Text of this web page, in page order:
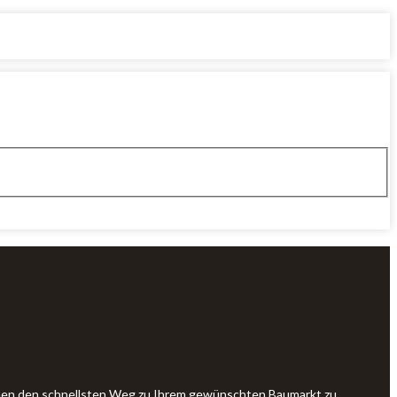
den schnellsten Weg zu Ihrem gewünschten Baumarkt zu